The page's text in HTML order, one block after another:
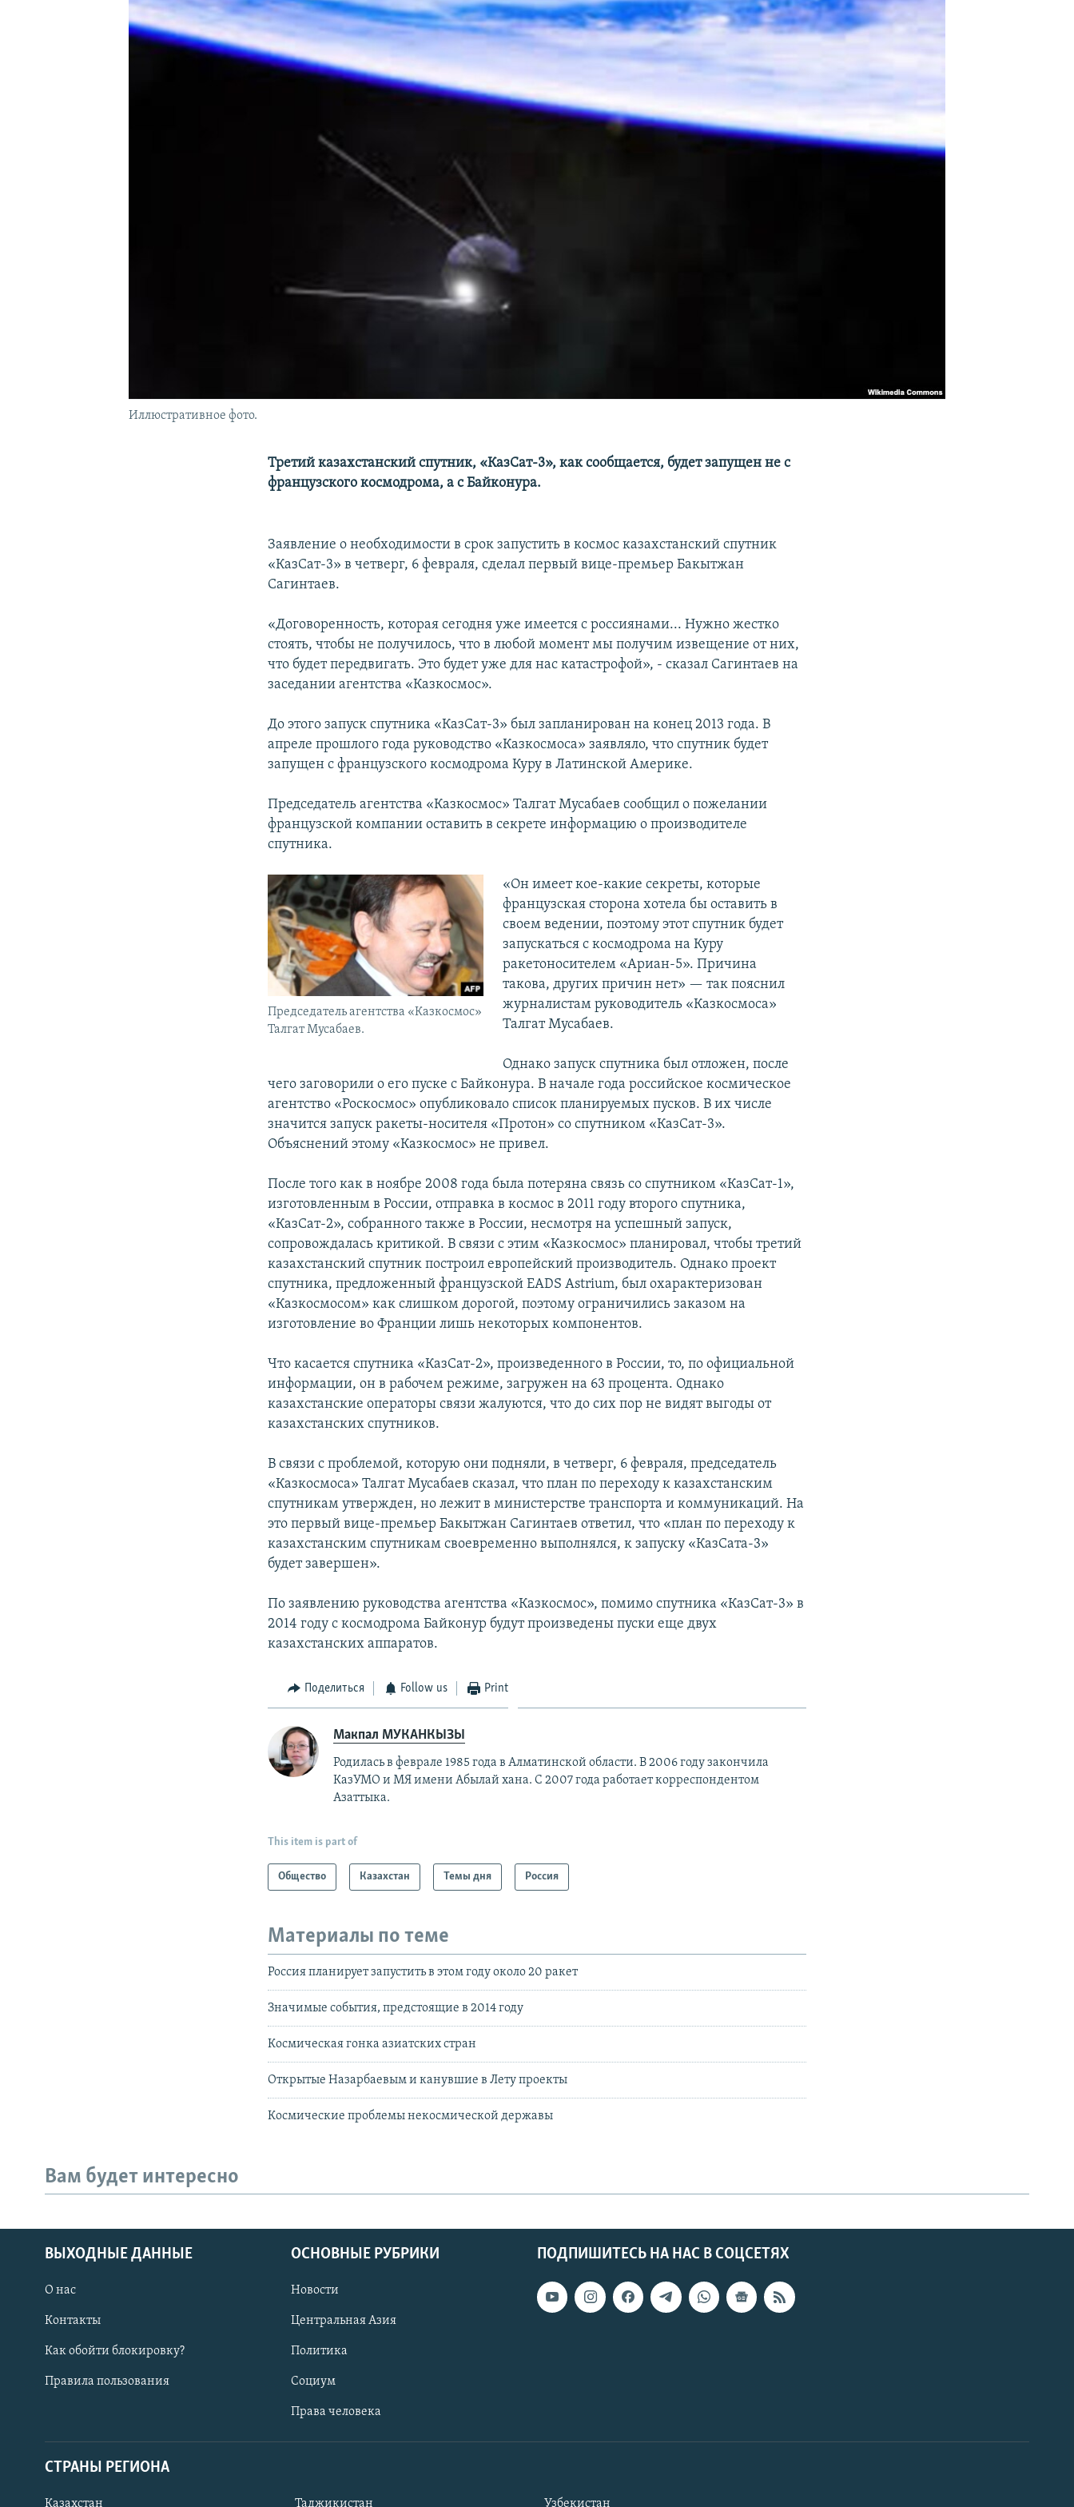
Иллюстративное фото.
Третий казахстанский спутник, «КазСат-3», как сообщается, будет запущен не с
французского космодрома, а с Байконура.
Заявление о необходимости в срок запустить в космос казахстанский спутник
«КазСат-3» в четверг, 6 февраля, сделал первый вице-премьер Бакытжан
Сагинтаев.
«Договоренность, которая сегодня уже имеется с россиянами... Нужно жестко
стоять, чтобы не получилось, что в любой момент мы получим извещение от них,
что будет передвигать. Это будет уже для нас катастрофой», - сказал Сагинтаев на
заседании агентства «Казкосмос».
До этого запуск спутника «КазСат-3» был запланирован на конец 2013 года. В
апреле прошлого года руководство «Казкосмоса» заявляло, что спутник будет
запущен с французского космодрома Куру в Латинской Америке.
Председатель агентства «Казкосмос» Талгат Мусабаев сообщил о пожелании
французской компании оставить в секрете информацию о производителе
спутника.
Председатель агентства «Казкосмос»
Талгат Мусабаев.
«Он имеет кое-какие секреты, которые
французская сторона хотела бы оставить в
своем ведении, поэтому этот спутник будет
запускаться с космодрома на Куру
ракетоносителем «Ариан-5». Причина
такова, других причин нет» — так пояснил
журналистам руководитель «Казкосмоса»
Талгат Мусабаев.
Однако запуск спутника был отложен, после
чего заговорили о его пуске с Байконура. В начале года российское космическое
агентство «Роскосмос» опубликовало список планируемых пусков. В их числе
значится запуск ракеты-носителя «Протон» со спутником «КазСат-3».
Объяснений этому «Казкосмос» не привел.
После того как в ноябре 2008 года была потеряна связь со спутником «КазСат-1»,
изготовленным в России, отправка в космос в 2011 году второго спутника,
«КазСат-2», собранного также в России, несмотря на успешный запуск,
сопровождалась критикой. В связи с этим «Казкосмос» планировал, чтобы третий
казахстанский спутник построил европейский производитель. Однако проект
спутника, предложенный французской EADS Astrium, был охарактеризован
«Казкосмосом» как слишком дорогой, поэтому ограничились заказом на
изготовление во Франции лишь некоторых компонентов.
Что касается спутника «КазСат-2», произведенного в России, то, по официальной
информации, он в рабочем режиме, загружен на 63 процента. Однако
казахстанские операторы связи жалуются, что до сих пор не видят выгоды от
казахстанских спутников.
В связи с проблемой, которую они подняли, в четверг, 6 февраля, председатель
«Казкосмоса» Талгат Мусабаев сказал, что план по переходу к казахстанским
спутникам утвержден, но лежит в министерстве транспорта и коммуникаций. На
это первый вице-премьер Бакытжан Сагинтаев ответил, что «план по переходу к
казахстанским спутникам своевременно выполнялся, к запуску «КазСата-3»
будет завершен».
По заявлению руководства агентства «Казкосмос», помимо спутника «КазСат-3» в
2014 году с космодрома Байконур будут произведены пуски еще двух
казахстанских аппаратов.
Поделиться Follow us Print
Макпал МУКАНКЫЗЫ
Родилась в феврале 1985 года в Алматинской области. В 2006 году закончила
КазУМО и МЯ имени Абылай хана. С 2007 года работает корреспондентом
Азаттыка.
This item is part of
Общество Казахстан Темы дня Россия
Материалы по теме
Россия планирует запустить в этом году около 20 ракет
Значимые события, предстоящие в 2014 году
Космическая гонка азиатских стран
Открытые Назарбаевым и канувшие в Лету проекты
Космические проблемы некосмической державы
Вам будет интересно
ПОДПИШИТЕСЬ НА НАС В СОЦСЕТЯХ
ВЫХОДНЫЕ ДАННЫЕ
О нас
Контакты
Как обойти блокировку?
Правила пользования
ОСНОВНЫЕ РУБРИКИ
Новости
Центральная Азия
Политика
Социум
Права человека
СТРАНЫ РЕГИОНА
Казахстан Таджикистан Узбекистан